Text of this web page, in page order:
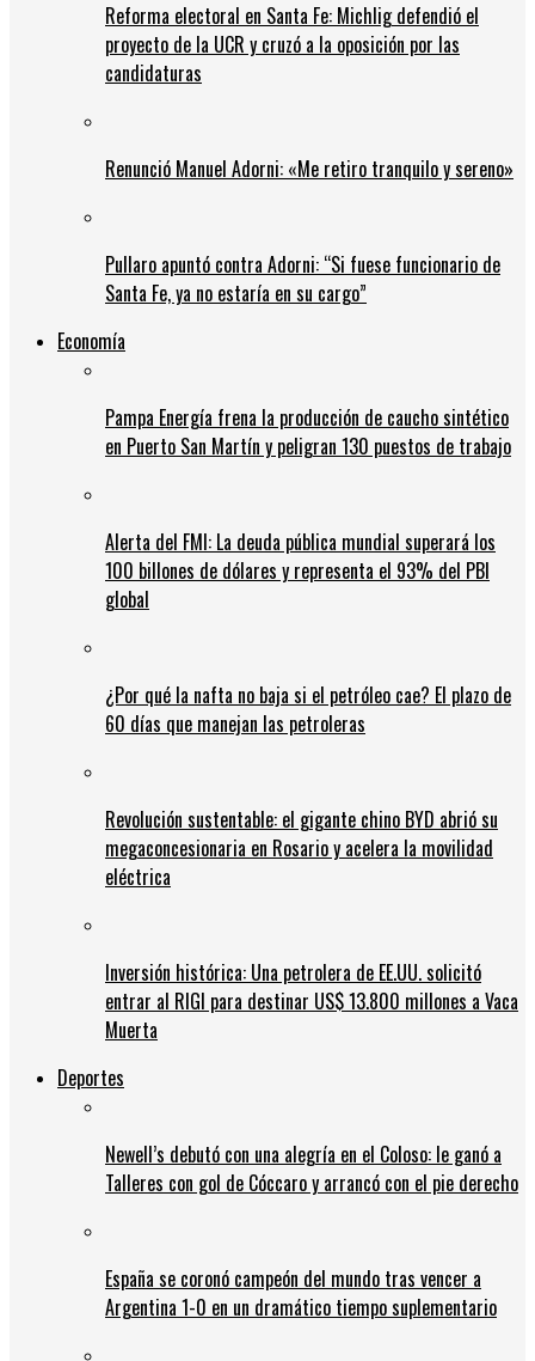
Reforma electoral en Santa Fe: Michlig defendió el
proyecto de la UCR y cruzó a la oposición por las
candidaturas
Renunció Manuel Adorni: «Me retiro tranquilo y sereno»
Pullaro apuntó contra Adorni: “Si fuese funcionario de
Santa Fe, ya no estaría en su cargo”
Economía
Pampa Energía frena la producción de caucho sintético
en Puerto San Martín y peligran 130 puestos de trabajo
Alerta del FMI: La deuda pública mundial superará los
100 billones de dólares y representa el 93% del PBI
global
¿Por qué la nafta no baja si el petróleo cae? El plazo de
60 días que manejan las petroleras
Revolución sustentable: el gigante chino BYD abrió su
megaconcesionaria en Rosario y acelera la movilidad
eléctrica
Inversión histórica: Una petrolera de EE.UU. solicitó
entrar al RIGI para destinar US$ 13.800 millones a Vaca
Muerta
Deportes
Newell’s debutó con una alegría en el Coloso: le ganó a
Talleres con gol de Cóccaro y arrancó con el pie derecho
España se coronó campeón del mundo tras vencer a
Argentina 1-0 en un dramático tiempo suplementario